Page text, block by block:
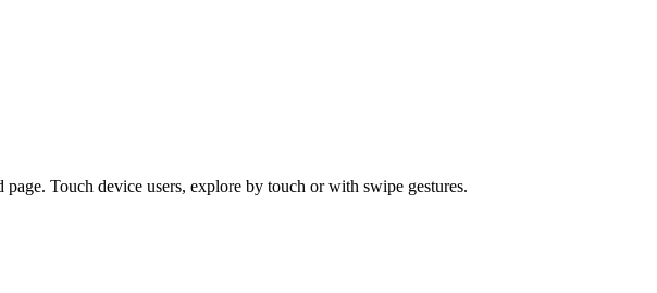
Touch device users, explore by touch or with swipe gestures.